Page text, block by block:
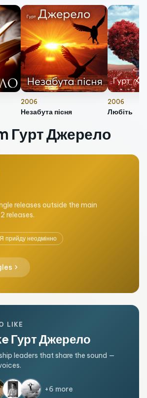
2006
Незабута пісня
2006
Любіть
Гурт Джерело
releases outside the main
releases.
Я прийду неодмінно
chevron_right
LIKE
Гурт Джерело
leaders that share the sound —
+6 more